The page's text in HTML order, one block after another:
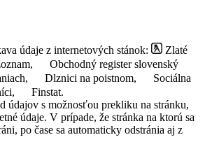
údaje z internetových stánok:
Zlaté
Obchodný register slovenský
Dlznici na poistnom,
Sociálna
Finstat.
údajov s možnosťou prekliku na stránku,
údaje. V prípade, že stránka na ktorú sa
po čase sa automaticky odstránia aj z